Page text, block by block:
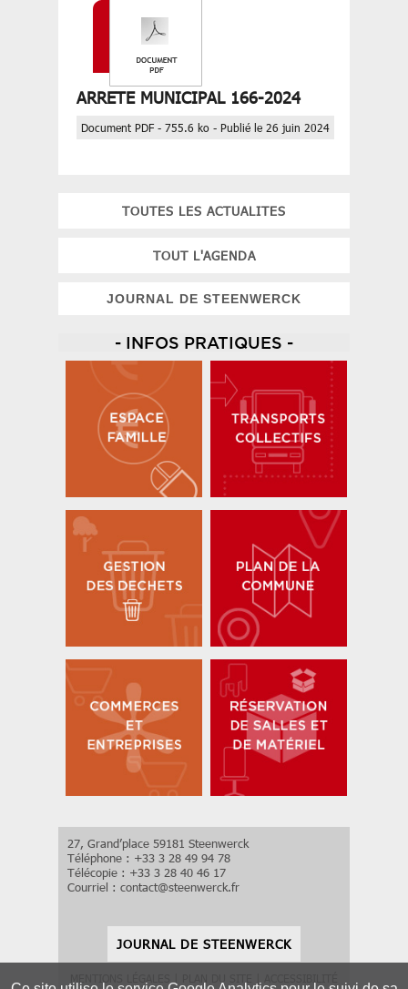
ARRETE MUNICIPAL 166-2024
Document PDF - 755.6 ko - Publié le 26 juin 2024
TOUTES LES ACTUALITES
TOUT L'AGENDA
JOURNAL DE STEENWERCK
- INFOS PRATIQUES -
27, Grand’place 59181 Steenwerck
Téléphone : +33 3 28 49 94 78
Télécopie : +33 3 28 40 46 17
Courriel : contact@steenwerck.fr
JOURNAL DE STEENWERCK